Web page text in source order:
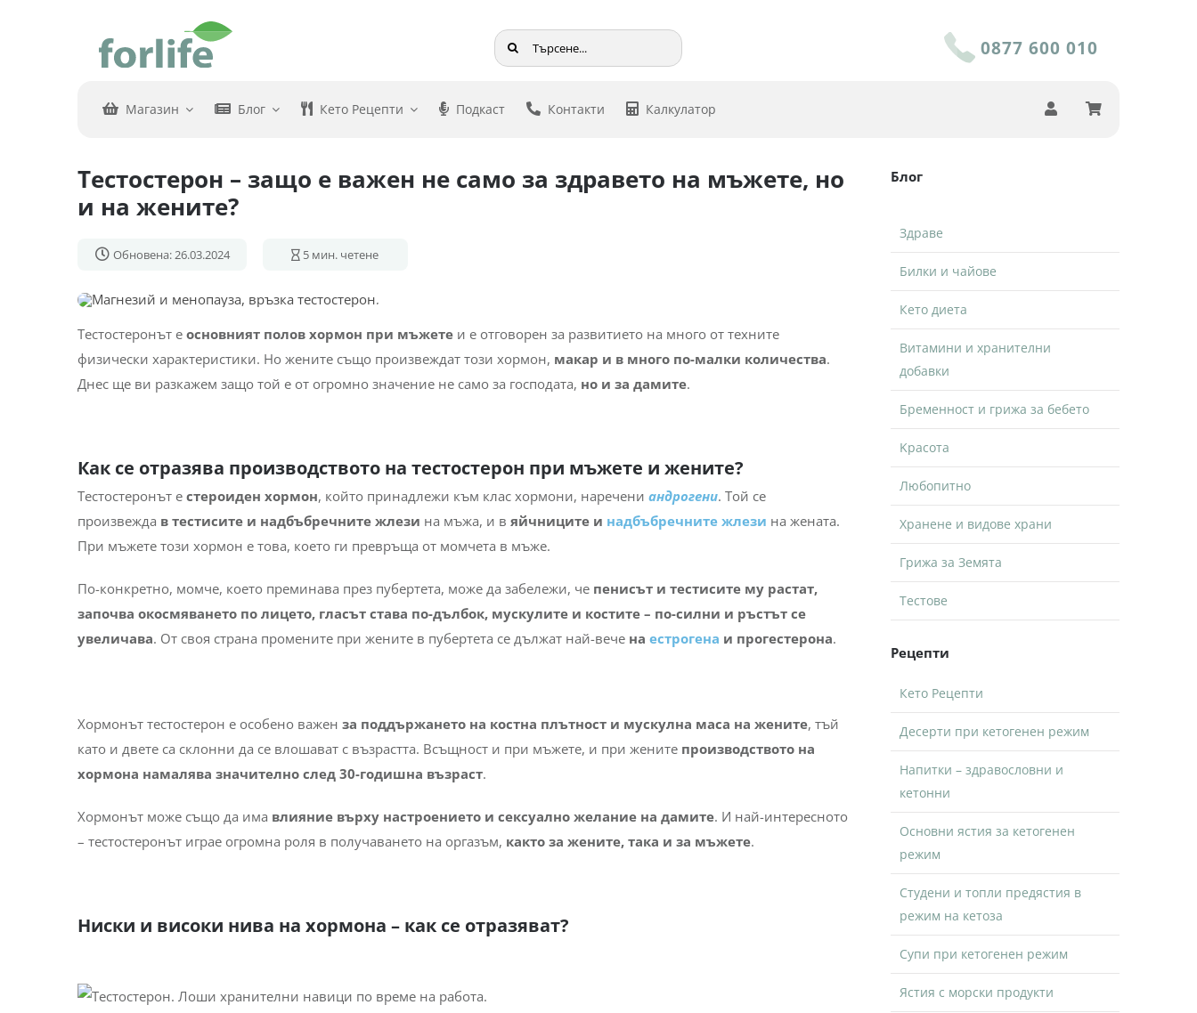
Търсене
...
0877 600 010
Магазин Блог Кето Рецепти Подкаст Контакти Калкулатор
Тестостерон – защо е важен не само за здравето на мъжете, но
и на жените?
Обновена: 26.03.2024 5 мин. четене
Тестостеронът е основният полов хормон при мъжетеи е отговорен за развитието на много от техните
физически характеристики. Но жените също произвеждат този хормон, макар и в много по-малки количества.
Днес ще ви разкажем защо той е от огромно значение не само за господата, но и за дамите.
Как се отразява производството на тестостерон при мъжете и жените?
Тестостеронът е стероиден хормон, който принадлежи към клас хормони, наречени андрогени. Той се
произвежда в тестисите и надбъбречните жлези на мъжа, и в яйчниците и надбъбречните жлези на жената.
При мъжете този хормон е това, което ги превръща от момчета в мъже.
По-конкретно, момче, което преминава през пубертета, може да забележи, че пенисът и тестисите му растат,
започва окосмяването по лицето, гласът става по-дълбок, мускулите и костите – по-силни и ръстът се
увеличава. От своя страна промените при жените в пубертета се дължат най-вече на естрогена и прогестерона.
Хормонът тестостерон е особено важен за поддържането на костна плътност и мускулна маса на жените, тъй
като и двете са склонни да се влошават с възрастта. Всъщност и при мъжете, и при жените производството на
хормона намалява значително след 30-годишна възраст.
Хормонът може също да има влияние върху настроението и сексуално желание на дамите. И най-интересното
– тестостеронът играе огромна роля в получаването на оргазъм, както за жените, така и за мъжете.
Ниски и високи нива на хормона – как се отразяват?
Блог
Здраве
Билки и чайове
Кето диета
Витамини и хранителни
добавки
Бременност и грижа за бебето
Kрасота
Любопитно
Хранене и видове храни
Грижа за Земята
Тестове
Рецепти
Кето Рецепти
Десерти при кетогенен режим
Напитки – здравословни и
кетонни
Основни ястия за кетогенен
режим
Студени и топли предястия в
режим на кетоза
Супи при кетогенен режим
Ястия с морски продукти